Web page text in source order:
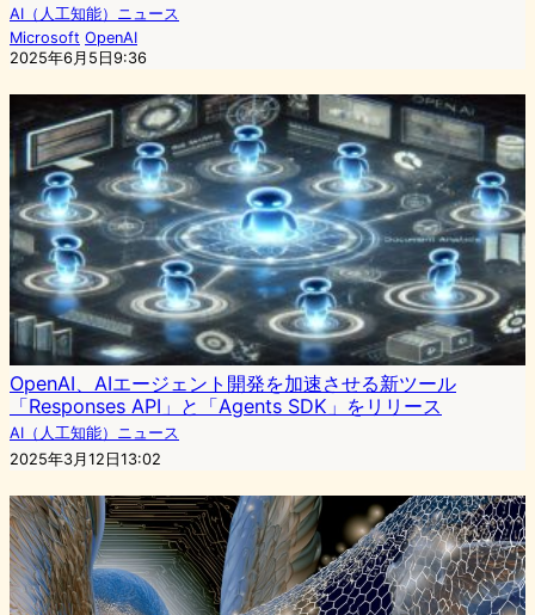
AI（人工知能）ニュース
Microsoft OpenAI
2025年6月5日9:36
OpenAI、AIエージェント開発を加速させる新ツール
「Responses API」と「Agents SDK」をリリース
AI（人工知能）ニュース
2025年3月12日13:02